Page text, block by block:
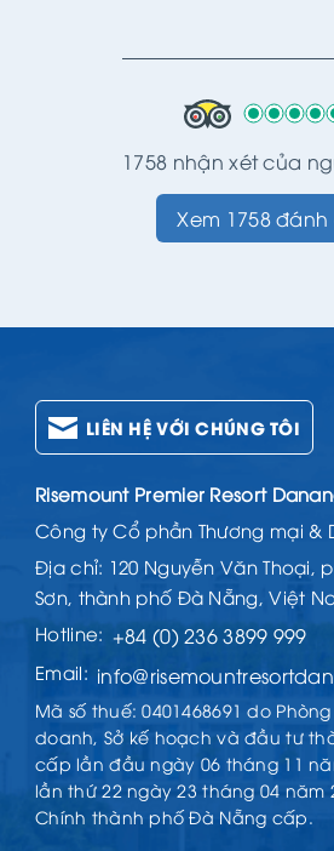
1758 nhận xét của
Xem 1758 đánh
LIÊN HỆ VỚI CHÚNG TÔI
Risemount Premier Resort
Công ty Cổ phần Thương mại &
Địa chỉ: 120 Nguyễn Văn Thoại,
Sơn, thành phố Đà Nẵng, Việt
Hotline: +84 (0) 236 3899 999
Email:
Mã số thuế: 0401468691 do
doanh, Sở kế hoạch và đầu tư
cấp lần đầu ngày 06 tháng 11
lần thứ 22 ngày 23 tháng 04 năm
Chính thành phố Đà Nẵng cấp.